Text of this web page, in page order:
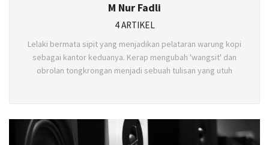
M Nur Fadli
4 ARTIKEL
Lelaki bermata sipit yang menjadikan pelataran warung kopi
sebagai kantor keduanya. Kerap mengubah 'wangsit' dan
obrolan tongkrongan menjadi sebuah tulisan yang utuh